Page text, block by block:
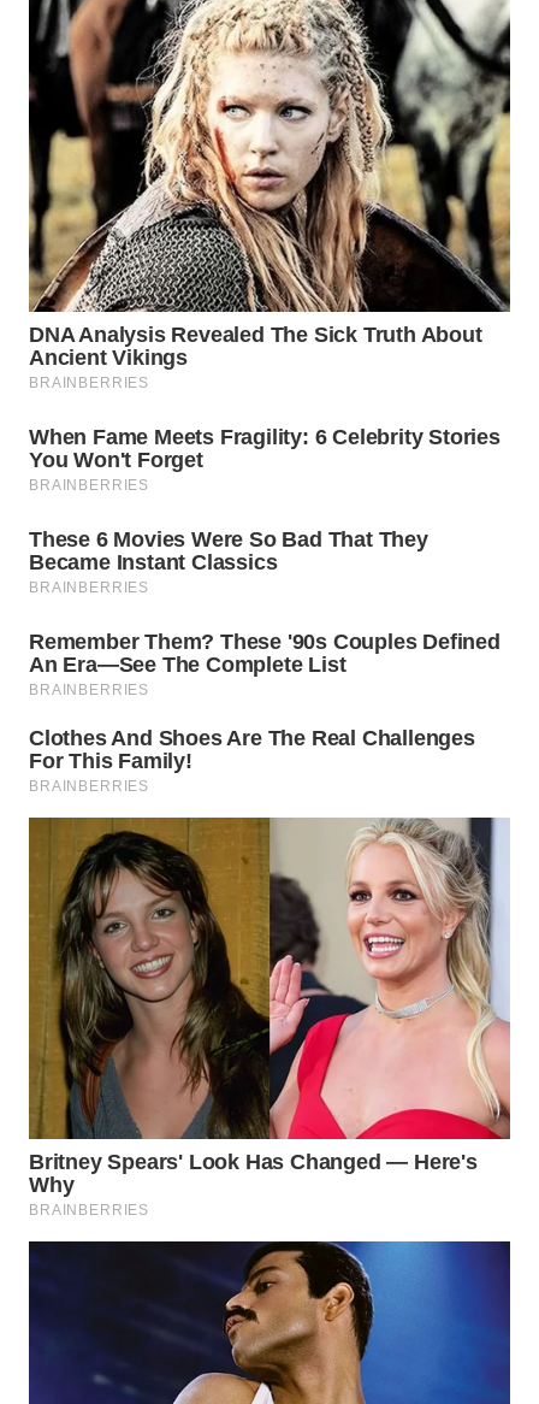
WN
TAPANULI
UTARA
WN
SAMOSIR
WN
PADANG
LAWAS
WN
SUMEDANG
WN
CIANJUR
WN
KEPULAUAN
SERIBU
WN
TANGERANG
WN
BINJAI
WN
CIREBON
WN
INDRAMAYU
WN
KUNINGAN
WN
MAJALENGKA
WN
SUBANG
PURWAKARTA